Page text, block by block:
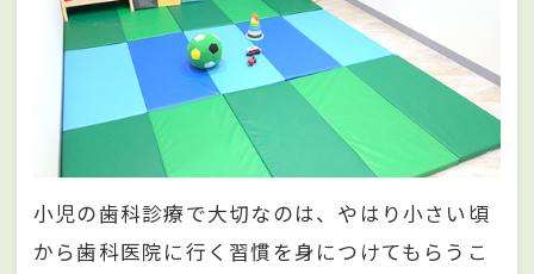
小児の歯科診療で大切なのは、やはり小さい頃
から歯科医院に行く習慣を身につけてもらうこ